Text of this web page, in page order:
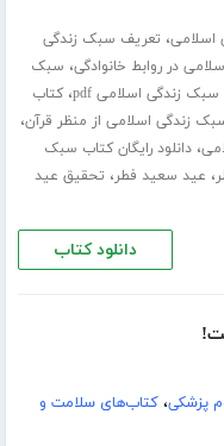
اسلامی، تعریف سبک زندگی
در روابط خانوادگی، سبک
سبک زندگی اسلامی pdf ،کتاب
زندگی اسلامی از منظر قرآن،
،دانلود رایگان کتاب سبک
، عید سعید فطر، تحقیق عید
دانلود کتاب
پزشکی،کتاب‌های سلامت و